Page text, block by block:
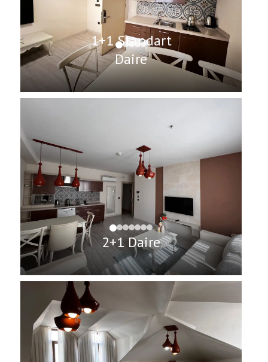
1+1 Standart
Daire
2+1 Daire